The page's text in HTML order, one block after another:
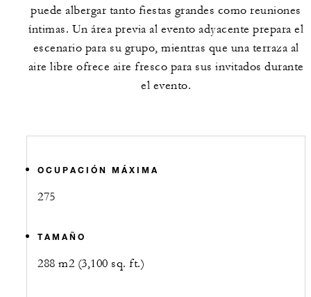
puede albergar tanto fiestas grandes como reuniones
íntimas. Un área previa al evento adyacente prepara el
escenario para su grupo, mientras que una terraza al
aire libre ofrece aire fresco para sus invitados durante
el evento.
OCUPACIÓN MÁXIMA
275
TAMAÑO
288 m2 (3,100 sq. ft.)